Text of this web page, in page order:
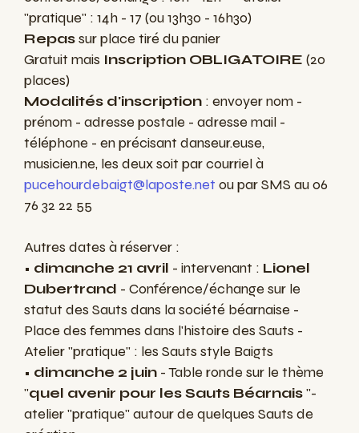
"pratique" : 14h - 17 (ou 13h30 - 16h30)
Repassur place tiré du panier
Gratuit mais Inscription OBLIGATOIRE (20
places)
Modalités d'inscription : envoyer nom -
prénom - adresse postale - adresse mail -
téléphone - en précisant danseur.euse,
musicien.ne, les deux soit par courriel à
pucehourdebaigt@laposte.net ou par SMS au 06
76 32 22 55
Autres dates à réserver :
• dimanche 21 avril - intervenant : Lionel
Dubertrand - Conférence/échange sur le
statut des Sauts dans la société béarnaise -
Place des femmes dans l'histoire des Sauts -
Atelier "pratique" : les Sauts style Baigts
• dimanche 2 juin - Table ronde sur le thème
"quel avenir pour les Sauts Béarnais"-
atelier "pratique" autour de quelques Sauts de